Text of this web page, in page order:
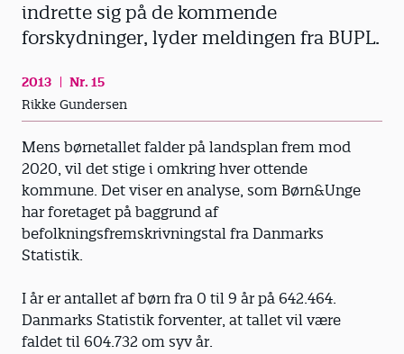
indrette sig på de kommende
forskydninger, lyder meldingen fra BUPL.
2013
Nr. 15
Rikke Gundersen
Mens børnetallet falder på landsplan frem mod
2020, vil det stige i omkring hver ottende
kommune. Det viser en analyse, som Børn&Unge
har foretaget på baggrund af
befolkningsfremskrivningstal fra Danmarks
Statistik.
I år er antallet af børn fra 0 til 9 år på 642.464.
Danmarks Statistik forventer, at tallet vil være
faldet til 604.732 om syv år.